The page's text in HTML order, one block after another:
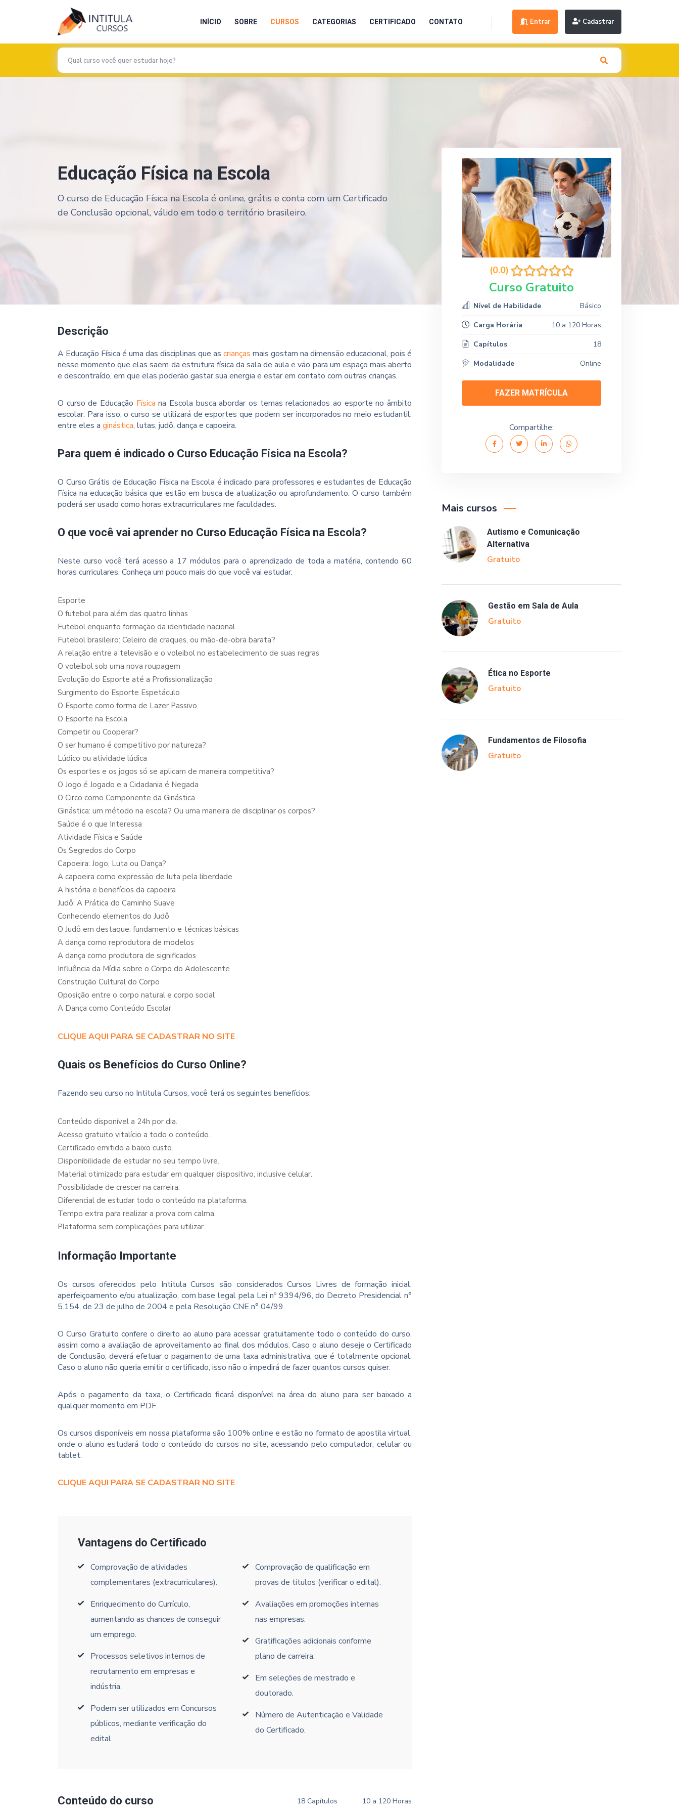
INÍCIO SOBRE CURSOS CATEGORIAS CERTIFICADO CONTATO Entrar Cadastrar
Educação Física na Escola
O curso de Educação Física na Escola é online, grátis e conta com um Certificado
de Conclusão opcional, válido em todo o território brasileiro.
Descrição
A Educação Física é uma das disciplinas que as crianças mais gostam na dimensão educacional, pois é
nesse momento que elas saem da estrutura física da sala de aula e vão para um espaço mais aberto
e descontraído, em que elas poderão gastar sua energia e estar em contato com outras crianças.
O curso de Educação Física na Escola busca abordar os temas relacionados ao esporte no âmbito
escolar. Para isso, o curso se utilizará de esportes que podem ser incorporados no meio estudantil,
entre eles a ginástica, lutas, judô, dança e capoeira.
Para quem é indicado o Curso Educação Física na Escola?
O Curso Grátis de Educação Física na Escola é indicado para professores e estudantes de Educação
Física na educação básica que estão em busca de atualização ou aprofundamento. O curso também
poderá ser usado como horas extracurriculares me faculdades.
O que você vai aprender no Curso Educação Física na Escola?
Neste curso você terá acesso a 17 módulos para o aprendizado de toda a matéria, contendo 60
horas curriculares. Conheça um pouco mais do que você vai estudar:
Esporte
O futebol para além das quatro linhas
Futebol enquanto formação da identidade nacional
Futebol brasileiro: Celeiro de craques, ou mão-de-obra barata?
A relação entre a televisão e o voleibol no estabelecimento de suas regras
O voleibol sob uma nova roupagem
Evolução do Esporte até a Profissionalização
Surgimento do Esporte Espetáculo
O Esporte como forma de Lazer Passivo
O Esporte na Escola
Competir ou Cooperar?
O ser humano é competitivo por natureza?
Lúdico ou atividade lúdica
Os esportes e os jogos só se aplicam de maneira competitiva?
O Jogo é Jogado e a Cidadania é Negada
O Circo como Componente da Ginástica
Ginástica: um método na escola? Ou uma maneira de disciplinar os corpos?
Saúde é o que Interessa
Atividade Física e Saúde
Os Segredos do Corpo
Capoeira: Jogo, Luta ou Dança?
A capoeira como expressão de luta pela liberdade
A história e benefícios da capoeira
Judô: A Prática do Caminho Suave
Conhecendo elementos do Judô
O Judô em destaque: fundamento e técnicas básicas
A dança como reprodutora de modelos
A dança como produtora de significados
Influência da Mídia sobre o Corpo do Adolescente
Construção Cultural do Corpo
Oposição entre o corpo natural e corpo social
A Dança como Conteúdo Escolar
CLIQUE AQUI PARA SE CADASTRAR NO SITE
Quais os Benefícios do Curso Online?
Fazendo seu curso no Intitula Cursos, você terá os seguintes benefícios:
Conteúdo disponível a 24h por dia.
Acesso gratuito vitalício a todo o conteúdo.
Certificado emitido a baixo custo.
Disponibilidade de estudar no seu tempo livre.
Material otimizado para estudar em qualquer dispositivo, inclusive celular.
Possibilidade de crescer na carreira.
Diferencial de estudar todo o conteúdo na plataforma.
Tempo extra para realizar a prova com calma.
Plataforma sem complicações para utilizar.
Informação Importante
Os cursos oferecidos pelo Intitula Cursos são considerados Cursos Livres de formação inicial,
aperfeiçoamento e/ou atualização, com base legal pela Lei nº 9394/96, do Decreto Presidencial n°
5.154, de 23 de julho de 2004 e pela Resolução CNE n° 04/99.
O Curso Gratuito confere o direito ao aluno para acessar gratuitamente todo o conteúdo do curso,
assim como a avaliação de aproveitamento ao final dos módulos. Caso o aluno deseje o Certificado
de Conclusão, deverá efetuar o pagamento de uma taxa administrativa, que é totalmente opcional.
Caso o aluno não queria emitir o certificado, isso não o impedirá de fazer quantos cursos quiser.
Após o pagamento da taxa, o Certificado ficará disponível na área do aluno para ser baixado a
qualquer momento em PDF.
Os cursos disponíveis em nossa plataforma são 100% online e estão no formato de apostila virtual,
onde o aluno estudará todo o conteúdo do cursos no site, acessando pelo computador, celular ou
tablet.
CLIQUE AQUI PARA SE CADASTRAR NO SITE
Vantagens do Certificado
Comprovação de atividades
complementares (extracurriculares).
Enriquecimento do Currículo,
aumentando as chances de conseguir
um emprego.
Processos seletivos internos de
recrutamento em empresas e
indústria.
Podem ser utilizados em Concursos
públicos, mediante verificação do
edital.
Comprovação de qualificação em
provas de títulos (verificar o edital).
Avaliações em promoções internas
nas empresas.
Gratificações adicionais conforme
plano de carreira.
Em seleções de mestrado e
doutorado.
Número de Autenticação e Validade
do Certificado.
Conteúdo do curso 18 Capítulos 10 a 120 Horas
(0.0)
Curso Gratuito
Nível de Habilidade
Básico
Carga Horária
10 a 120 Horas
Capítulos
18
Modalidade
Online
FAZER MATRÍCULA
Compartilhe:
Mais cursos
Autismo e Comunicação
Alternativa
Gratuito
Gestão em Sala de Aula
Gratuito
Ética no Esporte
Gratuito
Fundamentos de Filosofia
Gratuito